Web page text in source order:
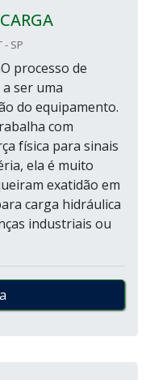
- SP
processo de
ser uma
do equipamento.
com
física para sinais
ela é muito
exatidão em
carga hidráulica
industriais ou